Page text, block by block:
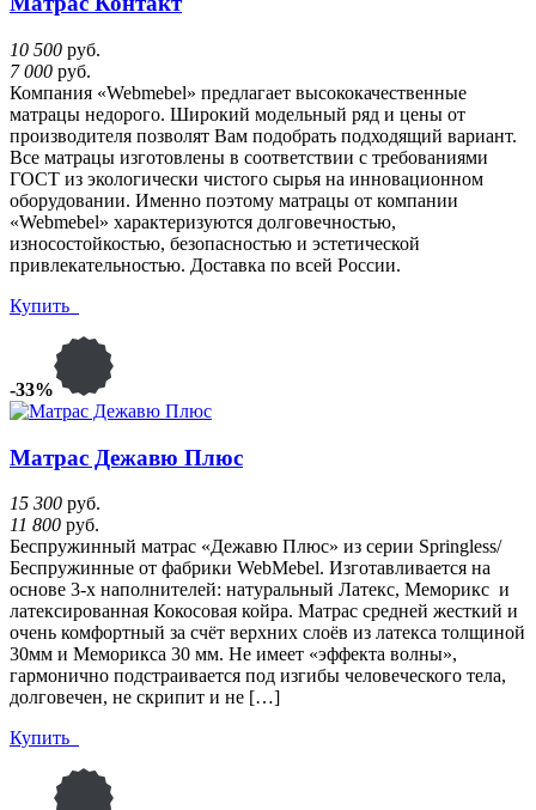
10 500 руб.
7 000 руб.
Компания «Webmebel» предлагает высококачественные
матрацы недорого. Широкий модельный ряд и цены от
производителя позволят Вам подобрать подходящий вариант.
Все матрацы изготовлены в соответствии с требованиями
ГОСТ из экологически чистого сырья на инновационном
оборудовании. Именно поэтому матрацы от компании
«Webmebel» характеризуются долговечностью,
износостойкостью, безопасностью и эстетической
привлекательностью. Доставка по всей России.
Купить
-33%
Матрас Дежавю Плюс
15 300 руб.
11 800 руб.
Беспружинный матрас «Дежавю Плюс» из серии Springless/
Беспружинные от фабрики WebMebel. Изготавливается на
основе 3-х наполнителей: натуральный Латекс, Меморикс и
латексированная Кокосовая койра. Матрас средней жесткий и
очень комфортный за счёт верхних слоёв из латекса толщиной
30мм и Меморикса 30 мм. Не имеет «эффекта волны»,
гармонично подстраивается под изгибы человеческого тела,
долговечен, не скрипит и не […]
Купить